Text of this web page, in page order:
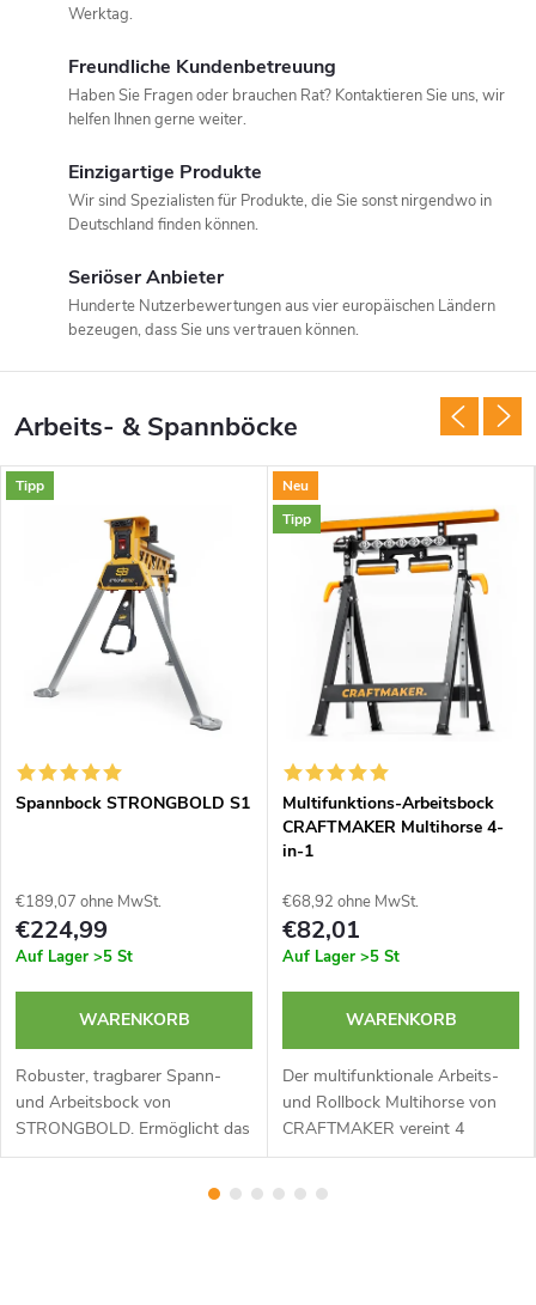
Werktag.
Freundliche Kundenbetreuung
Haben Sie Fragen oder brauchen Rat? Kontaktieren Sie uns, wir
helfen Ihnen gerne weiter.
Einzigartige Produkte
Wir sind Spezialisten für Produkte, die Sie sonst nirgendwo in
Deutschland finden können.
Seriöser Anbieter
Hunderte Nutzerbewertungen aus vier europäischen Ländern
bezeugen, dass Sie uns vertrauen können.
Arbeits- & Spannböcke
Tipp
Spannbock STRONGBOLD S1
€189,07 ohne MwSt.
€224,99
Auf Lager >5 St
WARENKORB
Robuster, tragbarer Spann-
und Arbeitsbock von
STRONGBOLD. Ermöglicht das
Spannen von bis zu 95 cm
Neu
Tipp
Multifunktions-Arbeitsbock
CRAFTMAKER Multihorse 4-
in-1
€68,92 ohne MwSt.
€82,01
Auf Lager >5 St
WARENKORB
Der multifunktionale Arbeits-
und Rollbock Multihorse von
CRAFTMAKER vereint 4
Arbeitsböcke in einem! Neben